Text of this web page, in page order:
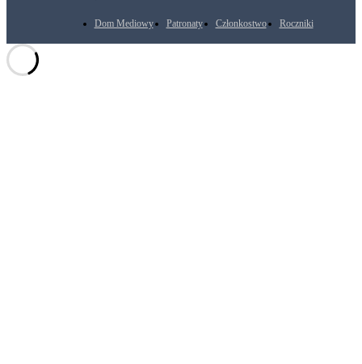
Dom Mediowy Patronaty Członkostwo Roczniki